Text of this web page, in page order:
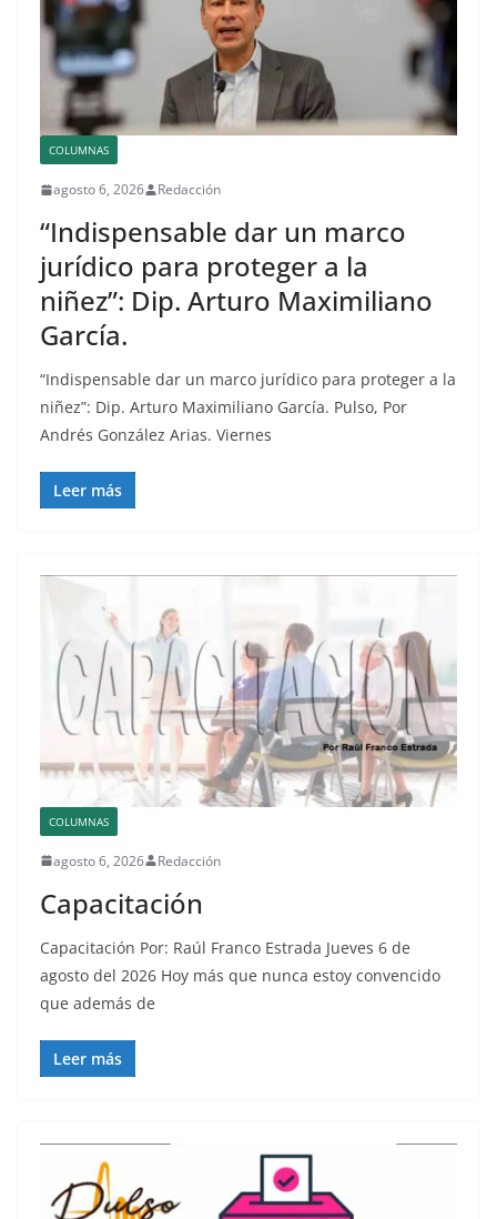
COLUMNAS
agosto 6, 2026 Redacción
“Indispensable dar un marco
jurídico para proteger a la
niñez”: Dip. Arturo Maximiliano
García.
“Indispensable dar un marco jurídico para proteger a la
niñez”: Dip. Arturo Maximiliano García. Pulso, Por
Andrés González Arias. Viernes
Leer más
COLUMNAS
agosto 6, 2026 Redacción
Capacitación
Capacitación Por: Raúl Franco Estrada Jueves 6 de
agosto del 2026 Hoy más que nunca estoy convencido
que además de
Leer más